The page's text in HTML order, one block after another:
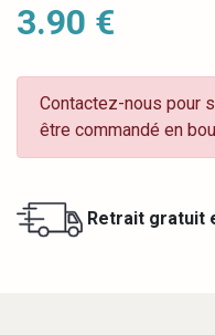
3.90 €
Contactez-nous pour
être commandé en
Retrait gratuit